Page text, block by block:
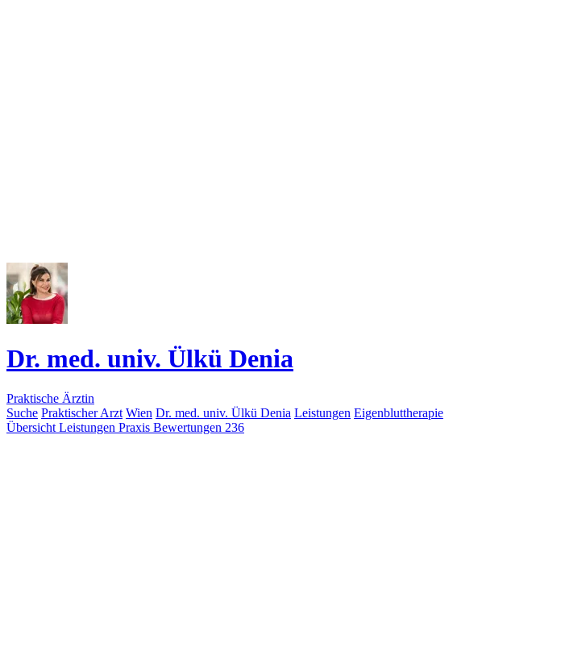
Dr. med. univ. Ülkü Denia
Praktische Ärztin
Suche Praktischer Arzt Wien Dr. med. univ. Ülkü Denia Leistungen Eigenbluttherapie
Übersicht Leistungen Praxis Bewertungen 236